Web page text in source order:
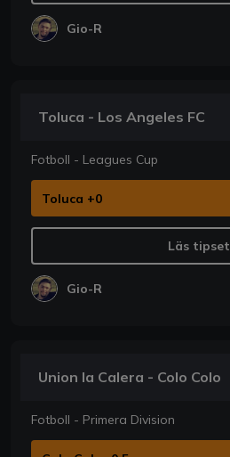
Gio-R
Toluca - Los Angeles FC
Fotboll - Leagues Cup
Toluca +0
Läs tipset
Gio-R
Union la Calera - Colo Colo
Fotboll - Primera Division